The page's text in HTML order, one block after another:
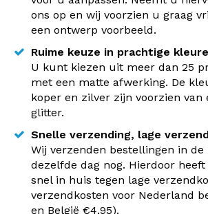
ons op en wij voorzien u graag
een ontwerp voorbeeld.
Ruime keuze in prachtige
U kunt kiezen uit meer dan 25
met een matte afwerking. De
koper en zilver zijn voorzien van
glitter.
Snelle verzending, lage
Wij verzenden bestellingen in de
dezelfde dag nog. Hierdoor
snel in huis tegen lage
verzendkosten voor Nederland
en België €4,95).